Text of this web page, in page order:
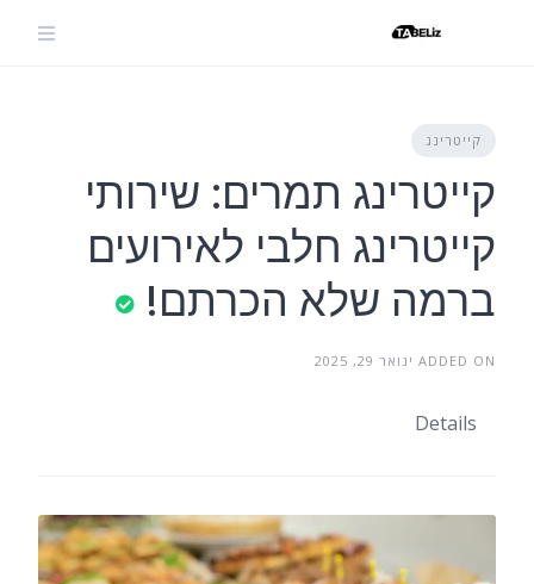
קייטרינג
קייטרינג תמרים: שירותי
קייטרינג חלבי לאירועים
ברמה שלא הכרתם!
ADDED ON ינואר 29, 2025
Details